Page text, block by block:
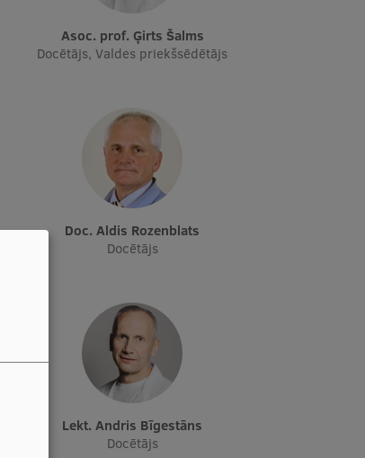
Asoc. prof. Ģirts Šalms
Docētājs, Valdes priekšsēdētājs
Doc. Aldis Rozenblats
Docētājs
Lekt. Andris Bīgestāns
Docētājs